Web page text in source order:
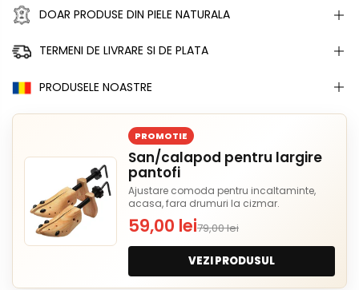
DOAR PRODUSE DIN PIELE NATURALA
TERMENI DE LIVRARE SI DE PLATA
PRODUSELE NOASTRE
PROMOTIE
San/calapod pentru largire
pantofi
Ajustare comoda pentru incaltaminte,
acasa, fara drumuri la cizmar.
59,00 lei79,00 lei
VEZI PRODUSUL